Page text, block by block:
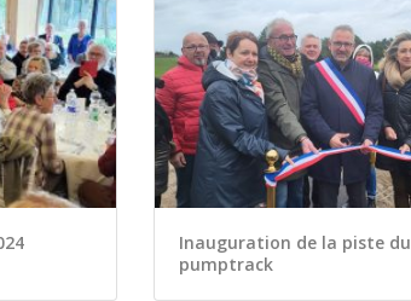
Inauguration de la piste du
pumptrack